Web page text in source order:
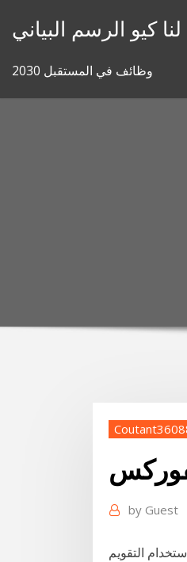
لنا كيو الرسم البياني
وظائف في المستقبل 2030
by Guest
التقويم